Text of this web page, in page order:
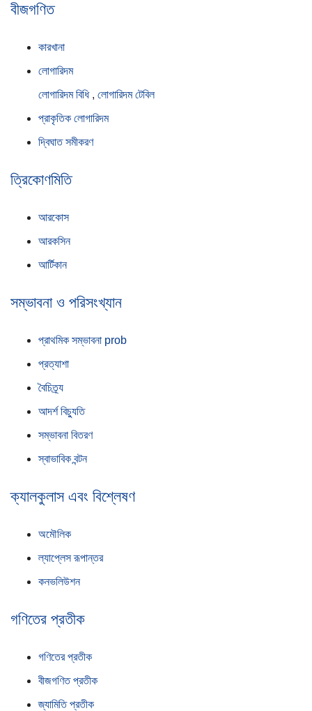
বীজগণিত
কারখানা
লোগারিদম
লোগারিদম বিধি, লোগারিদম টেবিল
প্রাকৃতিক লোগারিদম
দ্বিঘাত সমীকরণ
ত্রিকোণমিতি
আরকোস
আরকসিন
আর্টিকান
সম্ভাবনা ও পরিসংখ্যান
প্রাথমিক সম্ভাবনা prob
প্রত্যাশা
বৈচিত্র্য
আদর্শ বিচ্যুতি
সম্ভাবনা বিতরণ
স্বাভাবিক বন্টন
ক্যালকুলাস এবং বিশ্লেষণ
অমৌলিক
ল্যাপ্লেস রূপান্তর
কনভলিউশন
গণিতের প্রতীক
গণিতের প্রতীক
বীজগণিত প্রতীক
জ্যামিতি প্রতীক